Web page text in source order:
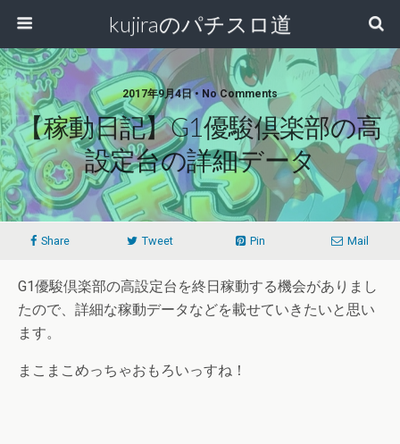
kujiraのパチスロ道
2017年9月4日 • No Comments
【稼動日記】G1優駿倶楽部の高
設定台の詳細データ
Share Tweet Pin Mail
G1優駿倶楽部の高設定台を終日稼動する機会がありまし
たので、詳細な稼動データなどを載せていきたいと思い
ます。
まこまこめっちゃおもろいっすね！